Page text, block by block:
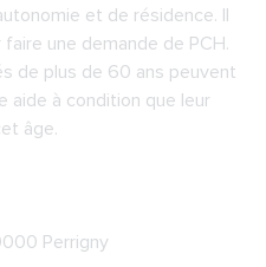
et de résidence. Il
une demande de PCH.
de plus de 60 ans peuvent
à condition que leur
âge.
Perrigny